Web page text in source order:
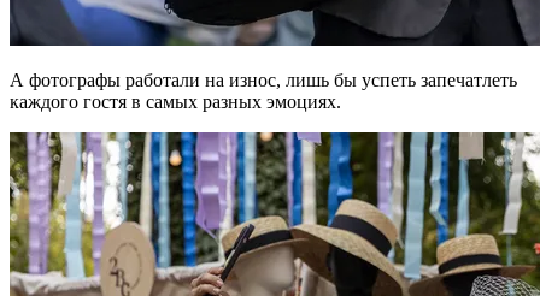
А фотографы работали на износ, лишь бы успеть запечатлеть
каждого гостя в самых разных эмоциях.